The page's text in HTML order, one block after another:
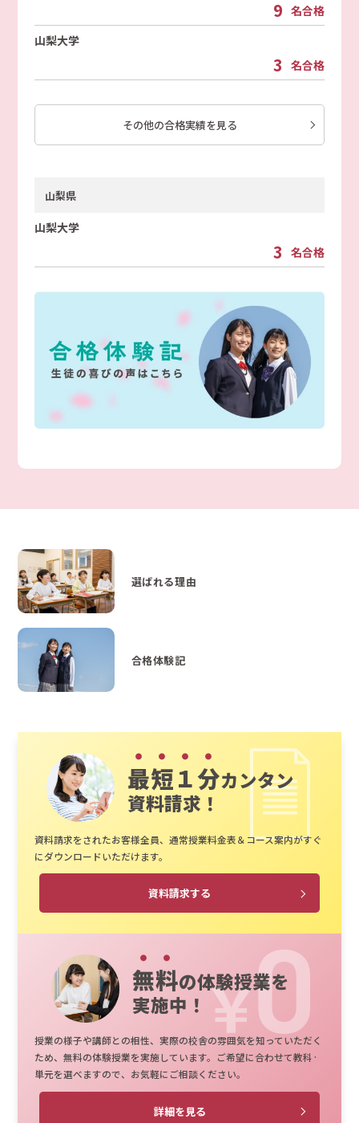
9 名合格
山梨大学
3 名合格
その他の合格実績を見る
山梨県
山梨大学
3 名合格
選ばれる理由
合格体験記
最短１分カンタン
資料請求！
資料請求をされたお客様全員、通常授業料金表＆コース案内がすぐ
にダウンロードいただけます。
資料請求する
無料の体験授業を
実施中！
授業の様子や講師との相性、実際の校舎の雰囲気を知っていただく
ため、無料の体験授業を実施しています。ご希望に合わせて教科·
単元を選べますので、お気軽にご相談ください。
詳細を見る